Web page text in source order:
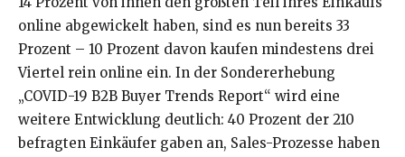
online abgewickelt haben, sind es nun bereits 33
Prozent – 10 Prozent davon kaufen mindestens drei
Viertel rein online ein. In der Sondererhebung
„COVID-19 B2B Buyer Trends Report“ wird eine
weitere Entwicklung deutlich: 40 Prozent der 210
befragten Einkäufer gaben an, Sales-Prozesse haben